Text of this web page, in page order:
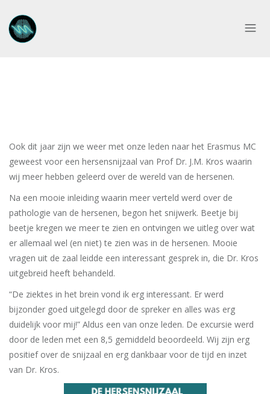
Ook dit jaar zijn we weer met onze leden naar het Erasmus MC
geweest voor een hersensnijzaal van Prof Dr. J.M. Kros waarin
wij meer hebben geleerd over de wereld van de hersenen.
Na een mooie inleiding waarin meer verteld werd over de
pathologie van de hersenen, begon het snijwerk. Beetje bij
beetje kregen we meer te zien en ontvingen we uitleg over wat
er allemaal wel (en niet) te zien was in de hersenen. Mooie
vragen uit de zaal leidde een interessant gesprek in, die Dr. Kros
uitgebreid heeft behandeld.
“De ziektes in het brein vond ik erg interessant. Er werd
bijzonder goed uitgelegd door de spreker en alles was erg
duidelijk voor mij!” Aldus een van onze leden. De excursie werd
door de leden met een 8,5 gemiddeld beoordeeld. Wij zijn erg
positief over de snijzaal en erg dankbaar voor de tijd en inzet
van Dr. Kros.